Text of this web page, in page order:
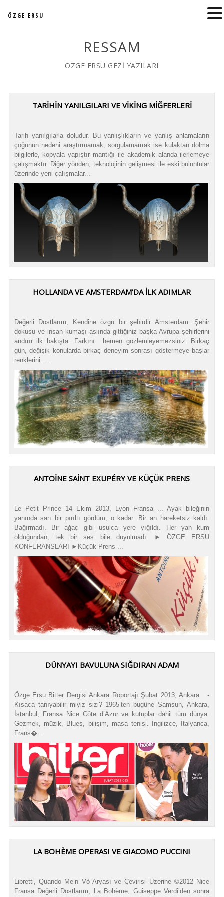
RESSAM
ÖZGE ERSU GEZİ YAZILARI
TARİHİN YANILGILARI VE VİKİNG MİĞFERLERİ
Tarih yanılgılarla doludur. Bu yanlışlıkların ve yanlış anlamaların
çoğunun nedeni araştırmamak, sorgulamamak ise kulaktan dolma
bilgilerle, kopyala yapıştır mantığı ile akademik alanda ilerlemeye
çalışmaktır. Diğer yönden, teknolojinin gelişmesi ile eski buluntular
üzerinde yeni çalışmalar...
HOLLANDA VE AMSTERDAM'DA İLK ADIMLAR
Değerli Dostlarım, Kendine özgü bir şehirdir Amsterdam. Şehir
dokusu ve insan kumaşı aslında gittiğiniz başka Avrupa şehirlerini
andırır ilk bakışta. Farkını hemen gözlemleyemezsiniz. Birkaç
gün, değişik konularda birkaç deneyim sonrası göstermeye başlar
renklerini. ...
ANTOINE SAINT EXUPÉRY VE KÜÇÜK PRENS
Le Petit Prince 14 Ekim 2013, Lyon Fransa ... Ayak bileğinin
yanında sarı bir pırıltı gördüm, o kadar. Bir an hareketsiz kaldı.
Bağırmadı. Bir ağaç gibi usulca yere yığıldı. Her yan kum
olduğundan, tek bir ses bile duyulmadı. ► ÖZGE ERSU
KONFERANSLARI ►Küçük Prens ...
DÜNYAYI BAVULUNA SIĞDIRAN ADAM
Özge Ersu Bitter Dergisi Ankara Röportajı Şubat 2013, Ankara -
Kısaca tanıyabilir miyiz sizi? 1965’ten bugüne Samsun, Ankara,
İstanbul, Fransa Nice Côte d’Azur ve kutuplar dahil tüm dünya.
Gezmek, müzik, Blues, bilişim, masa tenisi. İngilizce, İtalyanca,
Frans�...
LA BOHÈME OPERASI VE GIACOMO PUCCINI
Libretti, Quando Me’n Vò Aryası ve Çevirisi Üzerine ©2012 Nice
Fransa Değerli Dostlarım, La Bohème, Guiseppe Verdi’den sonra
ÖZGE ERSU